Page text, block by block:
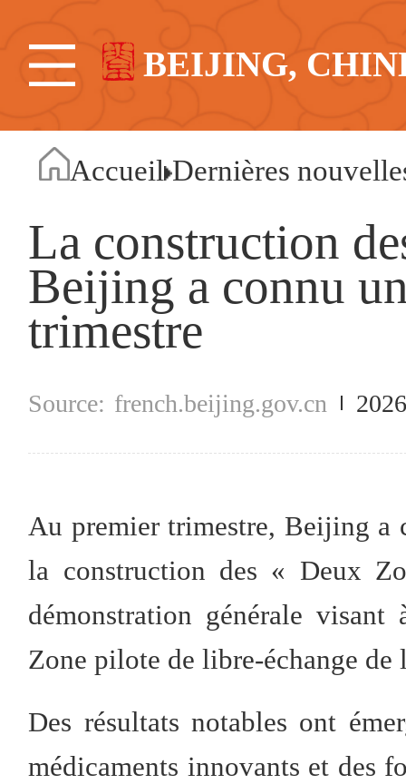
BEIJING,
Accueil Dernières
La construction
Beijing a connu
trimestre
french.beijing.gov.cn
Au premier trimestre, Beijing a
la construction des « Deux
démonstration générale
Zone pilote de libre-échange
Des résultats notables ont
médicaments innovants et des